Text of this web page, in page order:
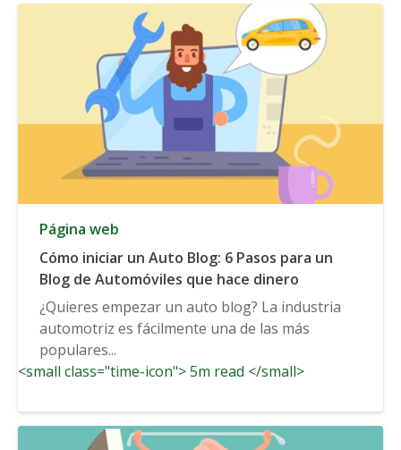
Página web
Cómo iniciar un Auto Blog: 6 Pasos para un
Blog de Automóviles que hace dinero
¿Quieres empezar un auto blog? La industria
automotriz es fácilmente una de las más
populares...
<small class="time-icon"> 5m read </small>